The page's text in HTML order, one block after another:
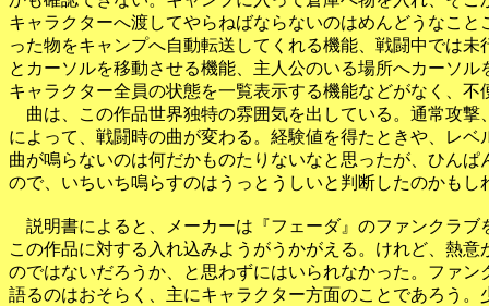
キャラクターへ渡してやらねばならないのはめんどうなこと
った物をキャンプへ自動転送してくれる機能、戦闘中では未
とカーソルを移動させる機能、主人公のいる場所へカーソル
キャラクター全員の状態を一覧表示する機能などがなく、不
曲は、この作品世界独特の雰囲気を出している。通常攻撃
によって、戦闘時の曲が変わる。経験値を得たときや、レベ
曲が鳴らないのは何だかものたりないなと思ったが、ひんぱ
ので、いちいち鳴らすのはうっとうしいと判断したのかもし
説明書によると、メーカーは『フェーダ』のファンクラブ
この作品に対する入れ込みようがうかがえる。けれど、熱意
のではないだろうか、と思わずにはいられなかった。ファン
語るのはおそらく、主にキャラクター方面のことであろう。